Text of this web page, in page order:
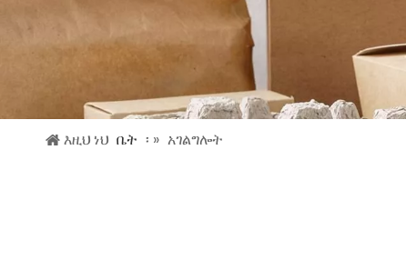
እዚህ ነህ ቤት ፡ » አገልግሎት